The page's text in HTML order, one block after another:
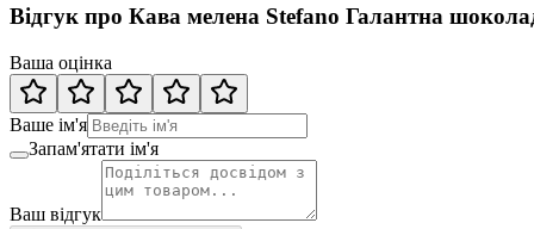
Відгук про Кава мелена Stefano Галантна
Ваша оцінка
Ваше ім'я
Запам'ятати ім'я
Ваш відгук